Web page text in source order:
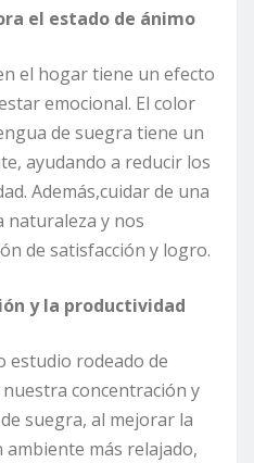
el estado de ánimo
el hogar tiene un efecto
emocional. El color
de suegra tiene un
ayudando a reducir los
Además,cuidar de una
naturaleza y nos
de satisfacción y logro.
y la productividad
estudio rodeado de
concentración y
suegra, al mejorar la
ambiente más relajado,